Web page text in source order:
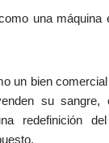
una máquina
un bien
su sangre,
redefinición